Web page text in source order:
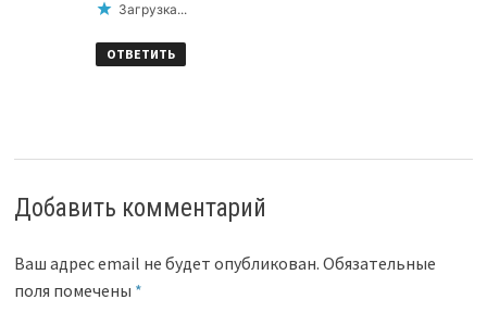
Загрузка...
ОТВЕТИТЬ
Добавить комментарий
Ваш адрес email не будет опубликован. Обязательные
поля помечены *